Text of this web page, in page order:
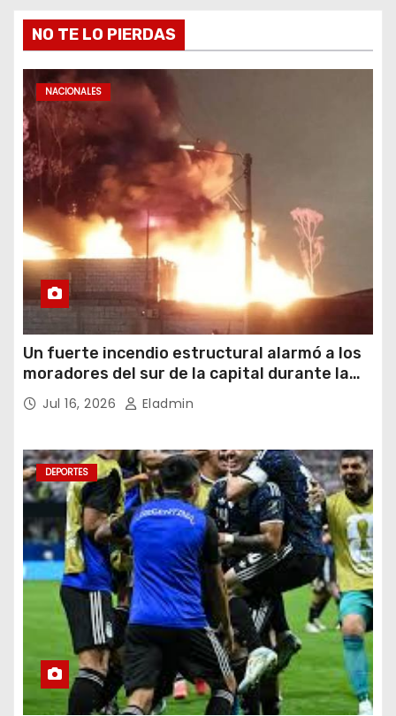
NO TE LO PIERDAS
NACIONALES
Un fuerte incendio estructural alarmó a los
moradores del sur de la capital durante la
noche del miércoles 15 de julio de 2026
Jul 16, 2026 Eladmin
DEPORTES